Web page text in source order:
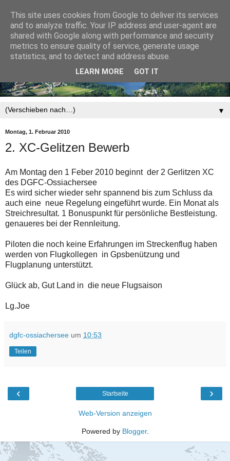
▼
Montag, 1. Februar 2010
2. XC-Gelitzen Bewerb
Am Montag den 1 Feber 2010 beginnt der 2 Gerlitzen XC
des DGFC-Ossiachersee
Es wird sicher wieder sehr spannend bis zum Schluss da
auch eine neue Regelung eingeführt wurde. Ein Monat als
Streichresultat. 1 Bonuspunkt für persönliche Bestleistung.
genaueres bei der Rennleitung.
Piloten die noch keine Erfahrungen im Streckenflug haben
werden von Flugkollegen in Gpsbenützung und
Flugplanung unterstützt.
Glück ab, Gut Land in die neue Flugsaison
Lg.Joe
dgfc-ossiachersee um 10:53
Teilen
‹ ›
Startseite
Web-Version anzeigen
Powered by Blogger.
This site uses cookies from Google to deliver its services
and to analyze traffic. Your IP address and user-agent are
shared with Google along with performance and security
metrics to ensure quality of service, generate usage
statistics, and to detect and address abuse.
LEARN MORE GOT IT